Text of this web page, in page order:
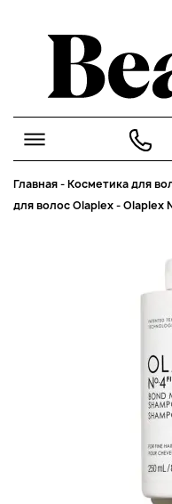
Главная-Косметика для
для волос Olaplex-Olaplex